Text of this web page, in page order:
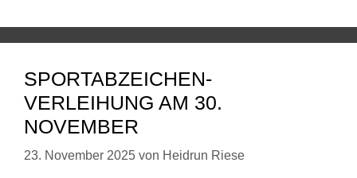
SPORTABZEICHEN-
VERLEIHUNG AM 30.
NOVEMBER
23. November 2025 von Heidrun Riese